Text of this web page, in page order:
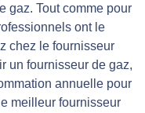
gaz. Tout comme pour
ont le
chez le fournisseur
un fournisseur de gaz,
annuelle pour
meilleur fournisseur